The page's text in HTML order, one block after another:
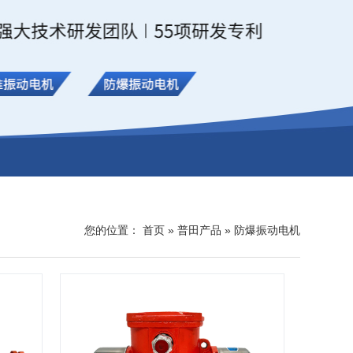
您的位置： 首页» 普田产品 » 防爆振动电机